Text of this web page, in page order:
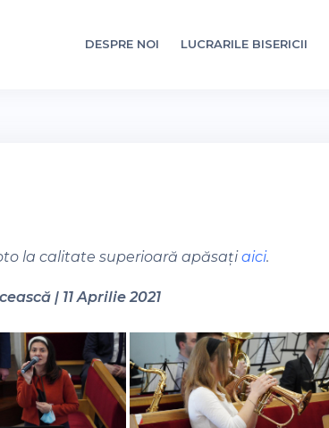
DESPRE NOI LUCRARILE BISERICII
la calitate superioară apăsațiaici.
| 11 Aprilie 2021